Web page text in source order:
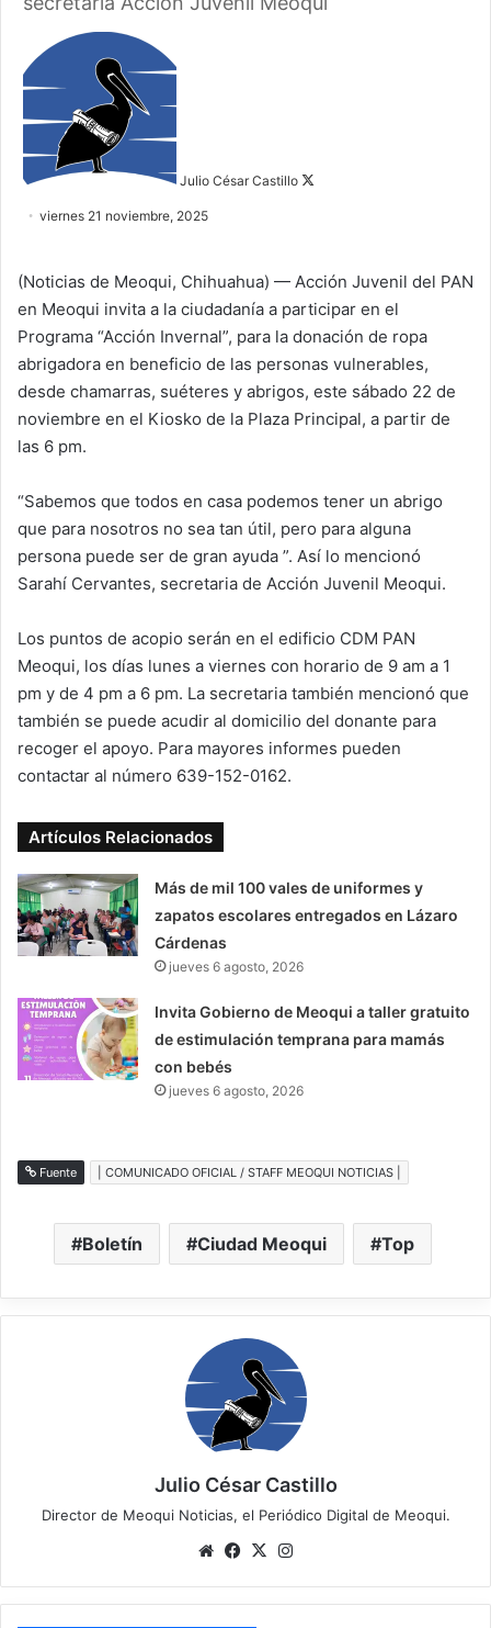
Julio César Castillo
viernes 21 noviembre, 2025
(Noticias de Meoqui, Chihuahua) — Acción Juvenil del PAN
en Meoqui invita a la ciudadanía a participar en el
Programa “Acción Invernal”, para la donación de ropa
abrigadora en beneficio de las personas vulnerables,
desde chamarras, suéteres y abrigos, este sábado 22 de
noviembre en el Kiosko de la Plaza Principal, a partir de
las 6 pm.
“Sabemos que todos en casa podemos tener un abrigo
que para nosotros no sea tan útil, pero para alguna
persona puede ser de gran ayuda ”. Así lo mencionó
Sarahí Cervantes, secretaria de Acción Juvenil Meoqui.
Los puntos de acopio serán en el edificio CDM PAN
Meoqui, los días lunes a viernes con horario de 9 am a 1
pm y de 4 pm a 6 pm. La secretaria también mencionó que
también se puede acudir al domicilio del donante para
recoger el apoyo. Para mayores informes pueden
contactar al número 639-152-0162.
Artículos Relacionados
Más de mil 100 vales de uniformes y
zapatos escolares entregados en Lázaro
Cárdenas
jueves 6 agosto, 2026
Invita Gobierno de Meoqui a taller gratuito
de estimulación temprana para mamás
con bebés
jueves 6 agosto, 2026
Fuente | COMUNICADO OFICIAL / STAFF MEOQUI NOTICIAS |
Boletín Ciudad Meoqui Top
Julio César Castillo
Director de Meoqui Noticias, el Periódico Digital de Meoqui.
We
te
Fa
bo
X
ra